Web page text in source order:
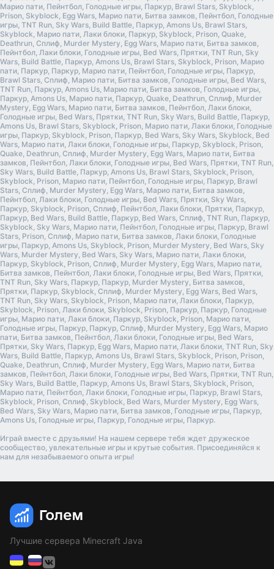
Марио пати, Пейнтбол, Голодные игры, Паркур, Brawl Stars, Skyblock,
Prison, Skyblock, Egg Wars, Марио пати, Битва замков, Пейнтбол, Голодные
игры, TNT Run, Sky Wars, Build Battle, Паркур, Amons Us, Brawl Stars,
Skyblock, Марио пати, Лаки блоки, Паркур, Skyblock, Prison, Quake,
Deathrun, Сплиф, Murder Mystery, Egg Wars, Марио пати, Битва замков,
Пейнтбол, Лаки блоки, Голодные игры, Bed Wars, Прятки, TNT Run, Sky
Wars, Build Battle, Паркур, Amons Us, Brawl Stars, Skyblock, Prison, Марио
пати, Паркур, Паркур, Марио пати, Пейнтбол, Голодные игры, Паркур,
Brawl Stars, Сплиф, Марио пати, Битва замков, Голодные игры, Bed Wars,
TNT Run, Паркур, Amons Us, Марио пати, Битва замков, Голодные игры,
Паркур, Amons Us, Марио пати, Паркур, Quake, Deathrun, Сплиф, Murder
Mystery, Egg Wars, Марио пати, Битва замков, Пейнтбол, Лаки блоки,
Голодные игры, Bed Wars, Прятки, TNT Run, Sky Wars, Build Battle, Паркур,
Amons Us, Brawl Stars, Skyblock, Prison, Марио пати, Лаки блоки, Голодные
игры, Паркур, Skyblock, Prison, Паркур, Bed Wars, Sky Wars, Skyblock, Bed
Wars, Марио пати, Лаки блоки, Голодные игры, Паркур, Skyblock, Prison,
Quake, Deathrun, Сплиф, Murder Mystery, Egg Wars, Марио пати, Битва
замков, Пейнтбол, Лаки блоки, Голодные игры, Bed Wars, Прятки, TNT Run,
Sky Wars, Build Battle, Паркур, Amons Us, Brawl Stars, Skyblock, Prison,
Skyblock, Prison, Марио пати, Пейнтбол, Голодные игры, Паркур, Brawl
Stars, Сплиф, Murder Mystery, Egg Wars, Марио пати, Битва замков,
Пейнтбол, Лаки блоки, Голодные игры, Bed Wars, Прятки, Sky Wars,
Паркур, Skyblock, Prison, Сплиф, Пейнтбол, Лаки блоки, Прятки, Паркур,
Паркур, Bed Wars, Build Battle, Паркур, Bed Wars, Сплиф, TNT Run, Паркур,
Skyblock, Sky Wars, Марио пати, Пейнтбол, Голодные игры, Паркур, Brawl
Stars, Prison, Сплиф, Марио пати, Битва замков, Лаки блоки, Голодные
игры, Паркур, Amons Us, Skyblock, Prison, Murder Mystery, Bed Wars, Sky
Wars, Murder Mystery, Bed Wars, Sky Wars, Марио пати, Лаки блоки,
Паркур, Skyblock, Prison, Сплиф, Murder Mystery, Egg Wars, Марио пати,
Битва замков, Пейнтбол, Лаки блоки, Голодные игры, Bed Wars, Прятки,
TNT Run, Sky Wars, Паркур, Паркур, Murder Mystery, Битва замков,
Прятки, Паркур, Skyblock, Сплиф, Murder Mystery, Egg Wars, Bed Wars,
TNT Run, Sky Wars, Skyblock, Prison, Марио пати, Лаки блоки, Паркур,
Skyblock, Prison, Лаки блоки, Skyblock, Prison, Паркур, Паркур, Голодные
игры, Марио пати, Лаки блоки, Паркур, Skyblock, Prison, Марио пати,
Голодные игры, Паркур, Паркур, Сплиф, Murder Mystery, Egg Wars, Марио
пати, Битва замков, Пейнтбол, Лаки блоки, Голодные игры, Bed Wars,
Прятки, Sky Wars, Паркур, Egg Wars, Марио пати, Лаки блоки, TNT Run, Sky
Wars, Build Battle, Паркур, Amons Us, Brawl Stars, Skyblock, Prison, Prison,
Quake, Deathrun, Сплиф, Murder Mystery, Egg Wars, Марио пати, Битва
замков, Пейнтбол, Лаки блоки, Голодные игры, Bed Wars, Прятки, TNT Run,
Sky Wars, Build Battle, Паркур, Amons Us, Brawl Stars, Skyblock, Prison,
Марио пати, Пейнтбол, Лаки блоки, Голодные игры, Паркур, Brawl Stars,
Skyblock, Prison, Сплиф, Skyblock, Bed Wars, Murder Mystery, Egg Wars,
Bed Wars, Sky Wars, Марио пати, Битва замков, Голодные игры, Паркур,
Amons Us, Голодные игры, Паркур, Голодные игры, Паркур.
Играй вместе с друзьями! На нашем сервере тебя ждет дружеское
сообщество, увлекательные игры и крутые события. Присоединяйся к
нам для незабываемого опыта игры!
Лучшие сервера Minecraft Java